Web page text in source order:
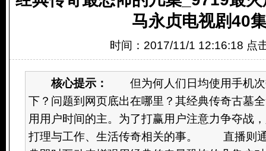
马永贞电视剧40
时间：2017/11/1 12:16:18 点
核心提示：
但为何人们日均使用手机次
下？问题到网页底出在哪里？其经典传奇古墓
用用户时间的主。为了打赢用户注意力争夺战
打理与工作、生活传奇相关的事。 直播则